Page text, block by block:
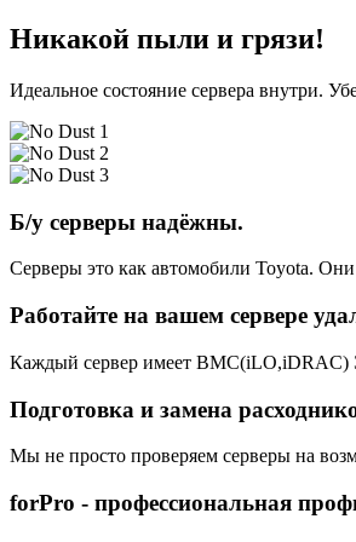
Никакой пыли и грязи!
Идеальное состояние сервера внутри.
Б/у серверы надёжны.
Серверы это как автомобили Toyota.
Работайте на вашем сервере
Каждый сервер имеет BMC(iLO,iDRAC)
Подготовка и замена
Мы не просто проверяем серверы на
forPro - профессиональная